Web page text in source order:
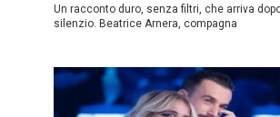
Un racconto duro, senza filtri, che arriva
silenzio. Beatrice Arnera, compagna